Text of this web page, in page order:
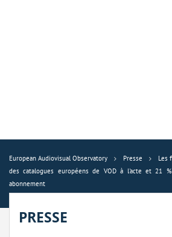
European Audiovisual Observatory Presse
Les
des catalogues européens de VOD à l'acte et 21
abonnement
PRESSE